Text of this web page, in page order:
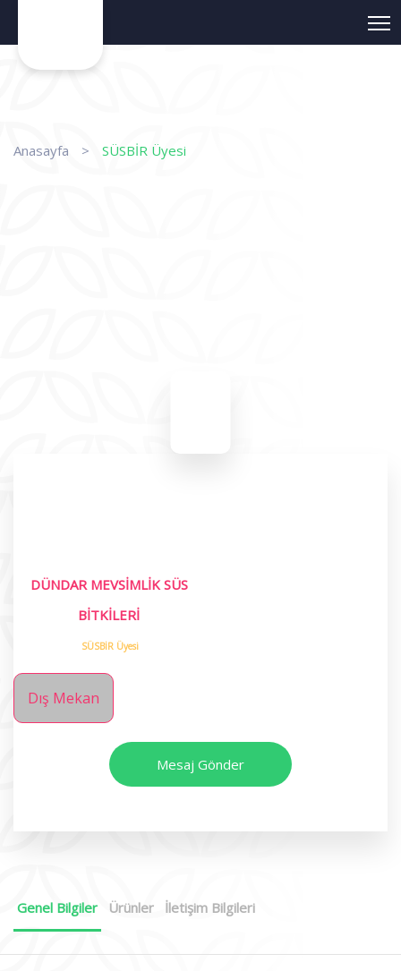
Anasayfa > SÜSBİR Üyesi
DÜNDAR MEVSİMLİK SÜS
BİTKİLERİ
SÜSBİR Üyesi
Dış Mekan
Mesaj Gönder
Genel Bilgiler Ürünler İletişim Bilgileri